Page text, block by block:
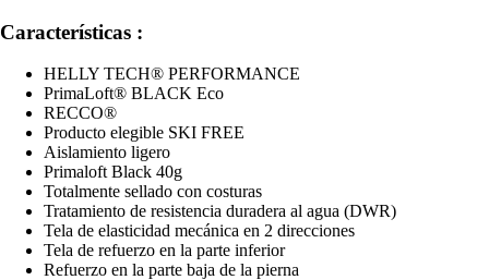
Características :
HELLY TECH® PERFORMANCE
PrimaLoft® BLACK Eco
RECCO®
Producto elegible SKI FREE
Aislamiento ligero
Primaloft Black 40g
Totalmente sellado con costuras
Tratamiento de resistencia duradera al agua (DWR)
Tela de elasticidad mecánica en 2 direcciones
Tela de refuerzo en la parte inferior
Refuerzo en la parte baja de la pierna